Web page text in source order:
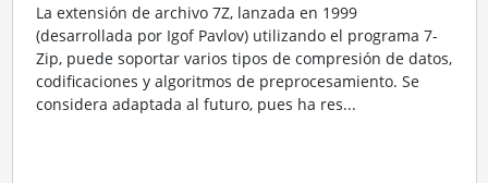
La extensión de archivo 7Z, lanzada en 1999
(desarrollada por Igof Pavlov) utilizando el programa 7-
Zip, puede soportar varios tipos de compresión de datos,
codificaciones y algoritmos de preprocesamiento. Se
considera adaptada al futuro, pues ha res...